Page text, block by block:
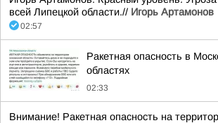
всей Липецкой области.// Игорь Артамонов
02:57
Ракетная опасность в
областях
02:33
Внимание! Ракетная опасность на